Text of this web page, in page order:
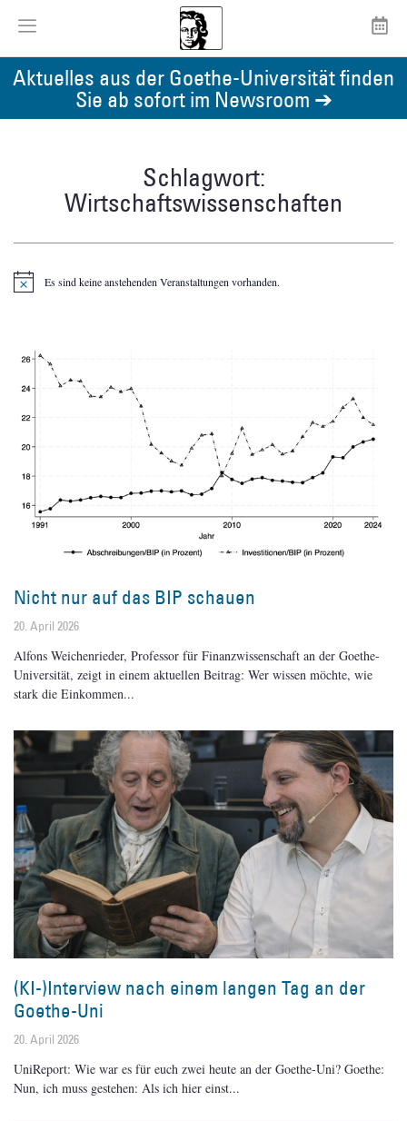
Aktuelles aus der Goethe-Universität finden
Sie ab sofort im Newsroom ➔
Schlagwort:
Wirtschaftswissenschaften
HinweisEs sind keine anstehenden Veranstaltungen vorhanden.
Nicht nur auf das BIP schauen
20. April 2026
Alfons Weichenrieder, Professor für Finanzwissenschaft an der Goethe-
Universität, zeigt in einem aktuellen Beitrag: Wer wissen möchte, wie
stark die Einkommen
(KI-)Interview nach einem langen Tag an der
Goethe-Uni
20. April 2026
UniReport: Wie war es für euch zwei heute an der Goethe-Uni? Goethe:
Nun, ich muss gestehen: Als ich hier einst